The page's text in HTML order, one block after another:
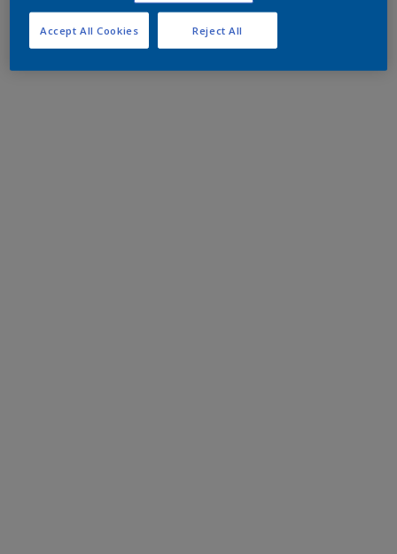
Reject All
Accept All Cookies